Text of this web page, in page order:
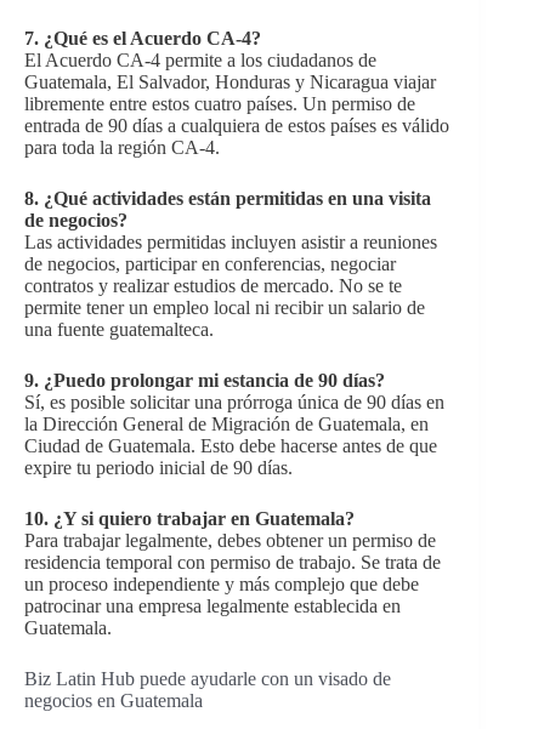
7. ¿Qué es el Acuerdo CA-4?
El Acuerdo CA-4 permite a los ciudadanos de
Guatemala, El Salvador, Honduras y Nicaragua viajar
libremente entre estos cuatro países. Un permiso de
entrada de 90 días a cualquiera de estos países es válido
para toda la región CA-4.
8. ¿Qué actividades están permitidas en una visita
de negocios?
Las actividades permitidas incluyen asistir a reuniones
de negocios, participar en conferencias, negociar
contratos y realizar estudios de mercado. No se te
permite tener un empleo local ni recibir un salario de
una fuente guatemalteca.
9. ¿Puedo prolongar mi estancia de 90 días?
Sí, es posible solicitar una prórroga única de 90 días en
la Dirección General de Migración de Guatemala, en
Ciudad de Guatemala. Esto debe hacerse antes de que
expire tu periodo inicial de 90 días.
10. ¿Y si quiero trabajar en Guatemala?
Para trabajar legalmente, debes obtener un permiso de
residencia temporal con permiso de trabajo. Se trata de
un proceso independiente y más complejo que debe
patrocinar una empresa legalmente establecida en
Guatemala.
Biz Latin Hub puede ayudarle con un visado de
negocios en Guatemala